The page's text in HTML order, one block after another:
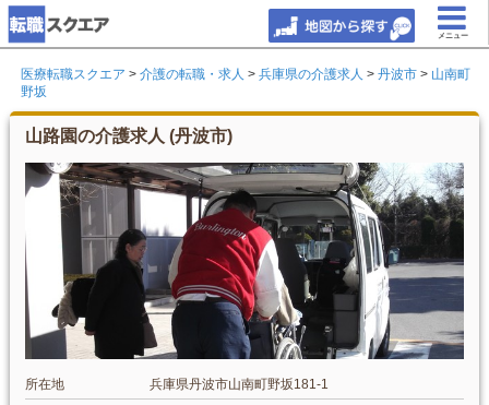
メニュー
医療転職スクエア > 介護の転職・求人 > 兵庫県の介護求人 > 丹波市 > 山南町
野坂
山路園の介護求人 (丹波市)
所在地 兵庫県丹波市山南町野坂181-1